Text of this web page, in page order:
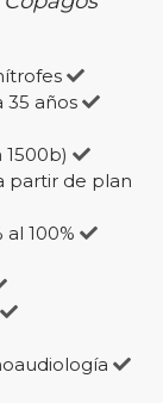
35 años
partir de plan
100%